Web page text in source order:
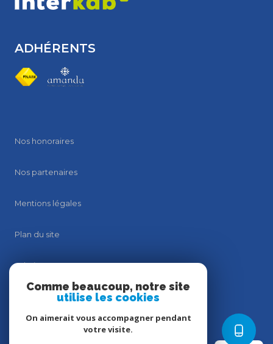
ADHÉRENTS
Nos honoraires
Nos partenaires
Mentions légales
Plan du site
Admin
Politique RGPD
Comme beaucoup, notre site
utilise les cookies
On aimerait vous accompagner pendant
votre visite.